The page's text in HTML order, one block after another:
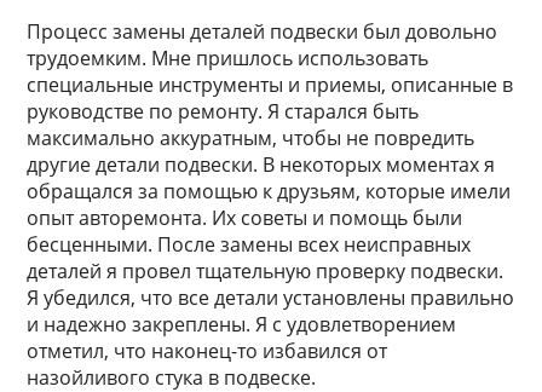
Процесс замены деталей подвески был довольно
трудоемким. Мне пришлось использовать
специальные инструменты и приемы, описанные в
руководстве по ремонту. Я старался быть
максимально аккуратным, чтобы не повредить
другие детали подвески. В некоторых моментах я
обращался за помощью к друзьям, которые имели
опыт авторемонта. Их советы и помощь были
бесценными. После замены всех неисправных
деталей я провел тщательную проверку подвески.
Я убедился, что все детали установлены правильно
и надежно закреплены. Я с удовлетворением
отметил, что наконец-то избавился от
назойливого стука в подвеске.